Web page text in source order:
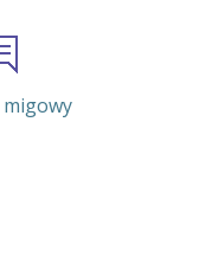
migowy